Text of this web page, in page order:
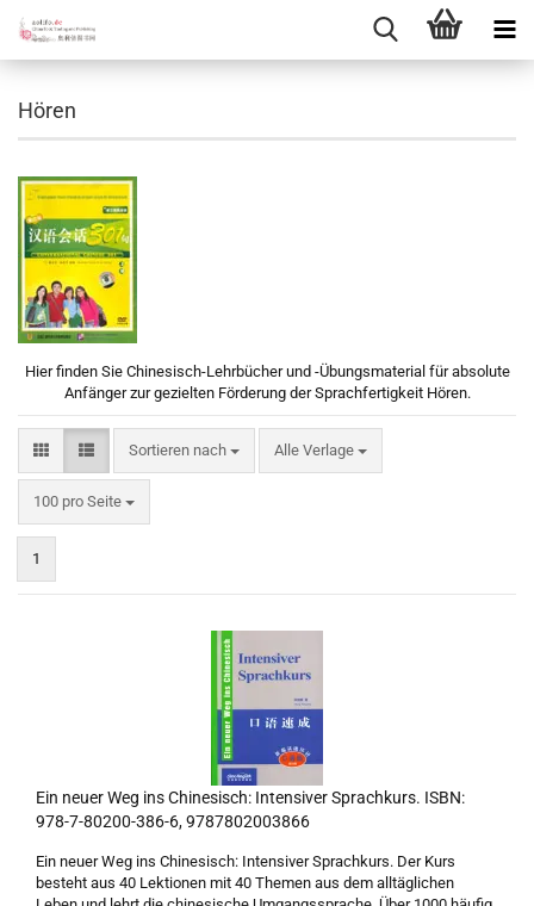
Hören
Hier finden Sie Chinesisch-Lehrbücher und -Übungsmaterial für absolute
Anfänger zur gezielten Förderung der Sprachfertigkeit Hören.
Sortieren nach
Sortieren nach Alle Verlage
100 pro Seite
pro Seite
1
Ein neuer Weg ins Chinesisch: Intensiver Sprachkurs. ISBN:
978-7-80200-386-6, 9787802003866
Ein neuer Weg ins Chinesisch: Intensiver Sprachkurs. Der Kurs
besteht aus 40 Lektionen mit 40 Themen aus dem alltäglichen